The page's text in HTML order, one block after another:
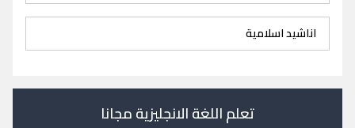
اناشيد اسلامية
تعلم اللغة الانجليزية مجانا